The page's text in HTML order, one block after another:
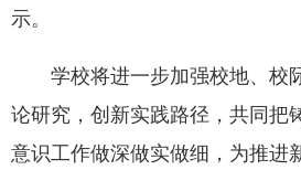
示。
学校将进一步加强校地、校
论研究，创新实践路径，共同把
意识工作做深做实做细，为推进